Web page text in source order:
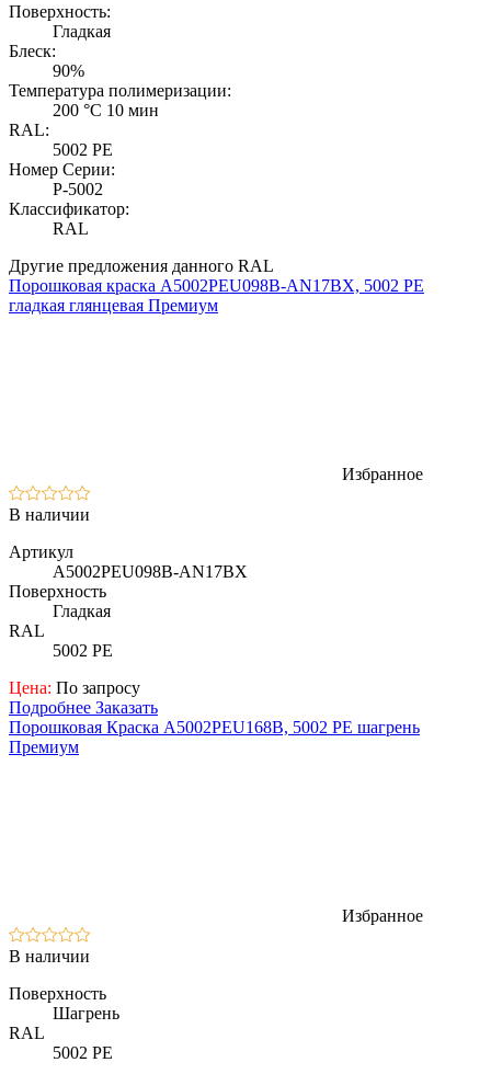
Поверхность:
Гладкая
Блеск:
90%
Температура полимеризации:
200 °C 10 мин
RAL:
5002 PE
Номер Серии:
P-5002
Классификатор:
RAL
Другие предложения данного RAL
Порошковая краска A5002PEU098B-AN17BX, 5002 PE
гладкая глянцевая Премиум
Избранное
В наличии
Артикул
A5002PEU098B-AN17BX
Поверхность
Гладкая
RAL
5002 PE
Цена: По запросу
Подробнее Заказать
Порошковая Краска A5002PEU168B, 5002 PE шагрень
Премиум
Избранное
В наличии
Поверхность
Шагрень
RAL
5002 PE